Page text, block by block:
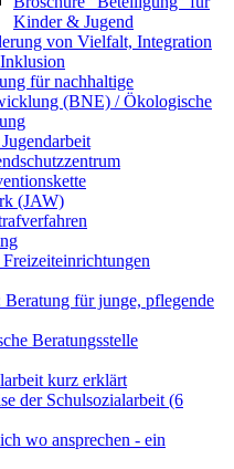
Kinder & Jugend
von Vielfalt, Integration
für nachhaltige
(BNE) / Ökologische
(JAW)
Beratung für junge, pflegende
Beratungsstelle
kurz erklärt
der Schulsozialarbeit (6
wo ansprechen - ein